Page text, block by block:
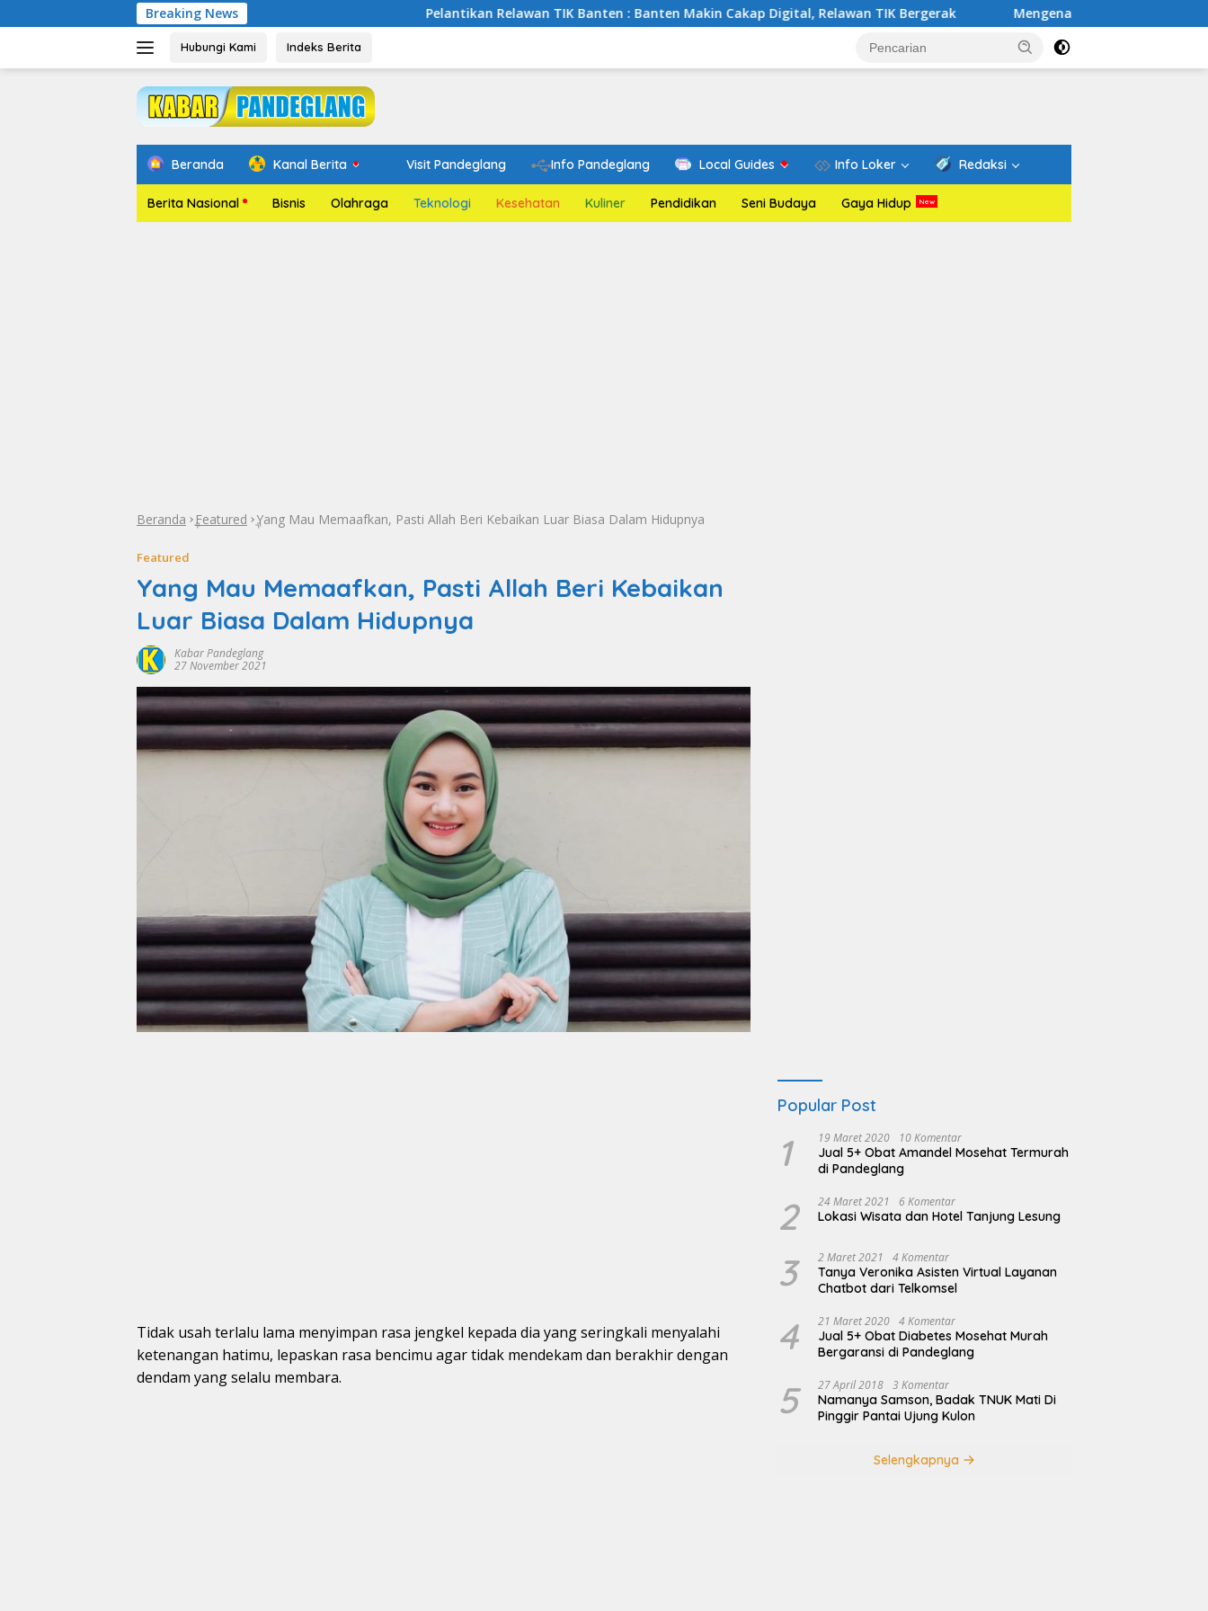
ke
Breaking News Pelantikan Relawan TIK Banten : Banten Makin Cakap Digital, Relawan TIK Bergerak Mengenal Website Resmi PAFI: Wadah
Hubungi Kami Indeks Berita
Beranda Kanal Berita Visit Pandeglang Info Pandeglang Local Guides Info Loker Redaksi
Berita Nasional Bisnis Olahraga Teknologi Kesehatan Kuliner Pendidikan Seni Budaya Gaya Hidup
Beranda »Featured »
Yang Mau Memaafkan, Pasti Allah Beri Kebaikan Luar Biasa Dalam Hidupnya
Featured
Yang Mau Memaafkan, Pasti Allah Beri Kebaikan
Luar Biasa Dalam Hidupnya
Kabar Pandeglang
27 November 2021
Tidak usah terlalu lama menyimpan rasa jengkel kepada dia yang seringkali menyalahi
ketenangan hatimu, lepaskan rasa bencimu agar tidak mendekam dan berakhir dengan
dendam yang selalu membara.
Popular Post
1 19 Maret 2020 10 Komentar
Jual 5+ Obat Amandel Mosehat Termurah
di Pandeglang
2 24 Maret 2021 6 Komentar
Lokasi Wisata dan Hotel Tanjung Lesung
3 2 Maret 2021 4 Komentar
Tanya Veronika Asisten Virtual Layanan
Chatbot dari Telkomsel
4 21 Maret 2020 4 Komentar
Jual 5+ Obat Diabetes Mosehat Murah
Bergaransi di Pandeglang
5 27 April 2018 3 Komentar
Namanya Samson, Badak TNUK Mati Di
Pinggir Pantai Ujung Kulon
Selengkapnya